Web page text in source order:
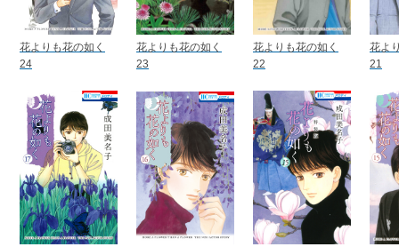
花よりも花の如く
24
花よりも花の如く
23
花よりも花の如く
22
花よ
21